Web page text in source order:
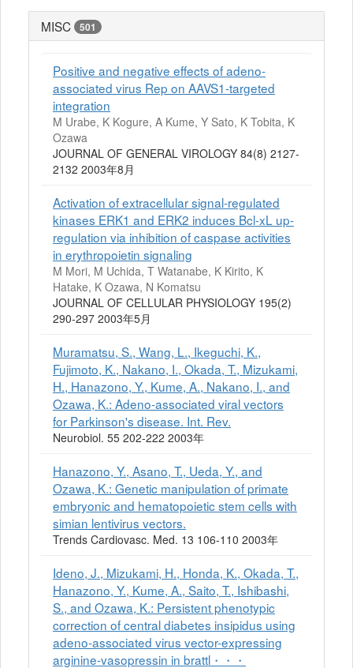
MISC 501
Positive and negative effects of adeno-
associated virus Rep on AAVS1-targeted
integration
M Urabe, K Kogure, A Kume, Y Sato, K Tobita, K
Ozawa
JOURNAL OF GENERAL VIROLOGY 84(8) 2127-
2132 2003年8月
Activation of extracellular signal-regulated
kinases ERK1 and ERK2 induces Bcl-xL up-
regulation via inhibition of caspase activities
in erythropoietin signaling
M Mori, M Uchida, T Watanabe, K Kirito, K
Hatake, K Ozawa, N Komatsu
JOURNAL OF CELLULAR PHYSIOLOGY 195(2)
290-297 2003年5月
Muramatsu, S., Wang, L., Ikeguchi, K.,
Fujimoto, K., Nakano, I., Okada, T., Mizukami,
H., Hanazono, Y., Kume, A., Nakano, I., and
Ozawa, K.: Adeno-associated viral vectors
for Parkinson's disease. Int. Rev.
Neurobiol. 55 202-222 2003年
Hanazono, Y., Asano, T., Ueda, Y., and
Ozawa, K.: Genetic manipulation of primate
embryonic and hematopoietic stem cells with
simian lentivirus vectors.
Trends Cardiovasc. Med. 13 106-110 2003年
Ideno, J., Mizukami, H., Honda, K., Okada, T.,
Hanazono, Y., Kume, A., Saito, T., Ishibashi,
S., and Ozawa, K.: Persistent phenotypic
correction of central diabetes insipidus using
adeno-associated virus vector-expressing
arginine-vasopressin in brattl・・・